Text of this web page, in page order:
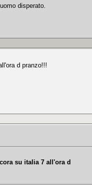
disperato.
d pranzo!!!
su italia 7 all'ora d